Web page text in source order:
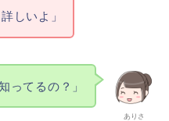
しいよ」
ありさ
ってるの？」